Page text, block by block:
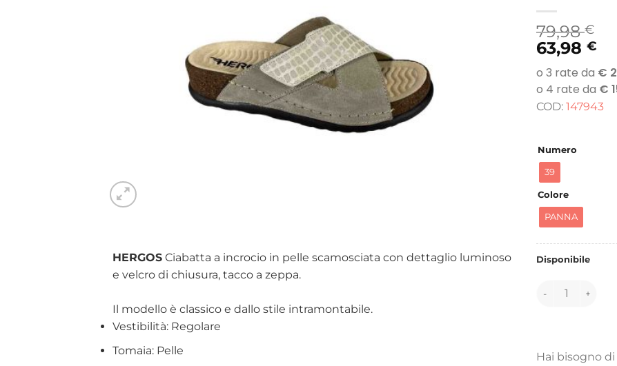
HERGOS Ciabatta a incrocio in pelle scamosciata con dettaglio luminoso
e velcro di chiusura, tacco a zeppa.
Il modello è classico e dallo stile intramontabile.
Vestibilità: Regolare
Tomaia: Pelle
79,98€
63,98 €
COD: 147943
Numero
39
Colore
PANNA
Disponibile
147943 quantità
Hai bisogno di